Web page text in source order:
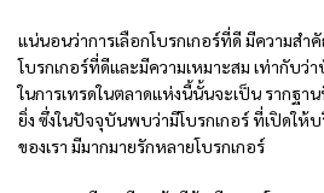
แน่นอนว่าการเลือกโบรกเกอร์ที่ดี มีความสำ
โบรกเกอร์ที่ดีและมีความเหมาะสม เท่ากับว่
ในการเทรดในตลาดแห่งนี้นั้นจะเป็น รากฐ
ยิ่ง ซึ่งในปัจจุบันพบว่ามีโบรกเกอร์ ที่เปิดให้บ
ของเรา มีมากมายรักหลายโบรกเกอร์